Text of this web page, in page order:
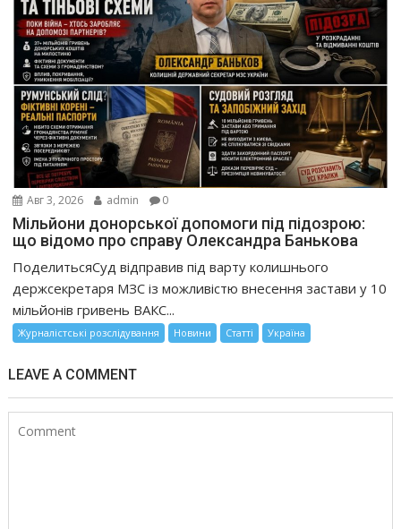
Авг 3, 2026 admin 0
Мільйони донорської допомоги під підозрою:
що відомо про справу Олександра Банькова
ПоделитьсяСуд відправив під варту колишнього
держсекретаря МЗС із можливістю внесення застави у 10
мільйонів гривень ВАКС...
Журналістські розслідування Новини Статті Україна
LEAVE A COMMENT